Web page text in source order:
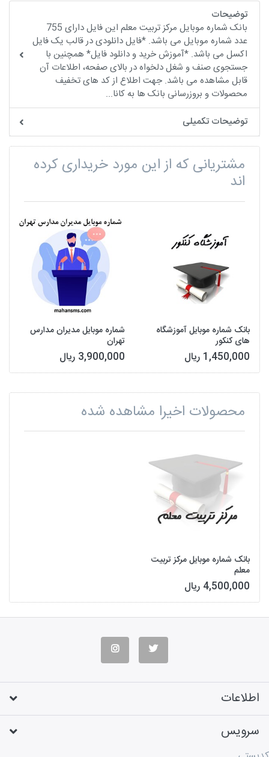
توضیحات
بانک شماره موبایل مرکز تربیت معلم این فایل دارای 755
عدد شماره موبایل می باشد. *فایل دانلودی در قالب یک فایل
اکسل می باشد. *آموزش خرید و دانلود فایل* همچنین با
جستجوی صنف و شغل دلخواه در بالای صفحه، اطلاعات آن
قابل مشاهده می باشد. جهت اطلاع از کد های تخفیف
محصولات و بروزرسانی بانک ها به کانا...
توضیحات تکمیلی
مشتریانی که از این مورد خریداری کرده
اند
بانک شماره موبایل آموزشگاه
های کنکور
1,450,000 ریال
شماره موبایل مدیران مدارس
تهران
3,900,000 ریال
محصولات اخیرا مشاهده شده
بانک شماره موبایل مرکز تربیت
معلم
4,500,000 ریال
اطلاعات
سرویس